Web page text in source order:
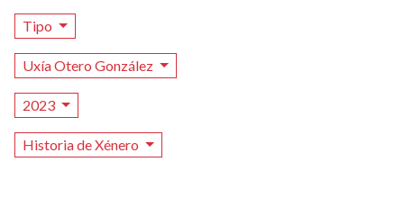
Tipo
Uxía Otero González
2023
Historia de Xénero